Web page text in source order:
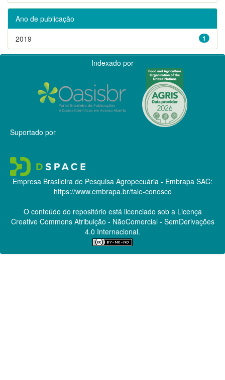
Ano de publicação
1
2019
Indexado por
Suportado por
Empresa Brasileira de Pesquisa Agropecuária - Embrapa SAC:
https://www.embrapa.br/fale-conosco
O conteúdo do repositório está licenciado sob a Licença
Creative CommonsAtribuição - NãoComercial - SemDerivações
4.0 Internacional.